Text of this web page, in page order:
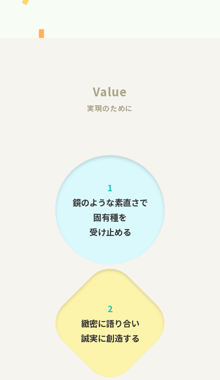
Value
実現のために
1
鏡のような素直さで
固有種を
受け止める
2
緻密に語り合い
誠実に創造する